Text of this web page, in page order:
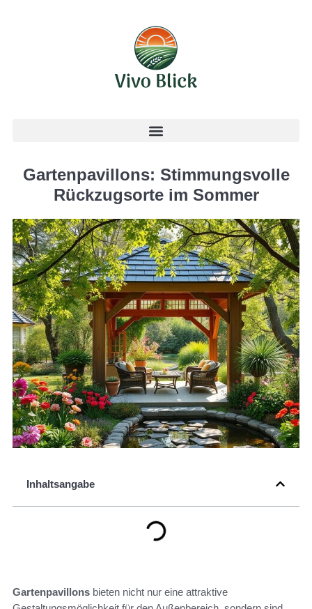
Gartenpavillons: Stimmungsvolle
Rückzugsorte im Sommer
Inhaltsangabe
Gartenpavillons bieten nicht nur eine attraktive